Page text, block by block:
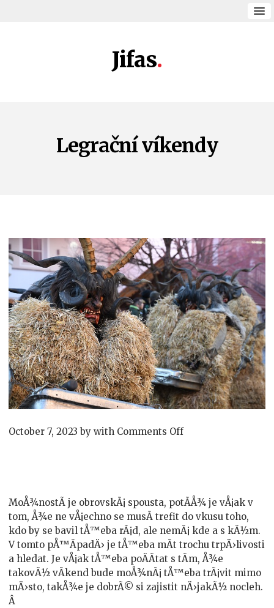
Jifas
Legrační víkendy
October 7, 2023 bywith Comments Offon
MoÅ¾nostÃ­ je obrovskÃ¡ spousta, potÃ­Å¾ je vÅ¡ak v
tom, Å¾e ne vÅ¡echno se musÃ­ trefit do vkusu toho,
kdo by se bavil tÅ™eba rÃ¡d, ale nemÃ¡ kde a s kÃ½m.
V tomto pÅ™Ã­padÄ› je tÅ™eba mÃ­t trochu trpÄ›livosti
a hledat. Je vÅ¡ak tÅ™eba poÄÃ­tat s tÃ­m, Å¾e
takovÃ½ vÃ­kend bude moÅ¾nÃ¡ tÅ™eba trÃ¡vit mimo
mÄ›sto, takÅ¾e je dobrÃ© si zajistit nÄ›jakÃ½ nocleh.
Â